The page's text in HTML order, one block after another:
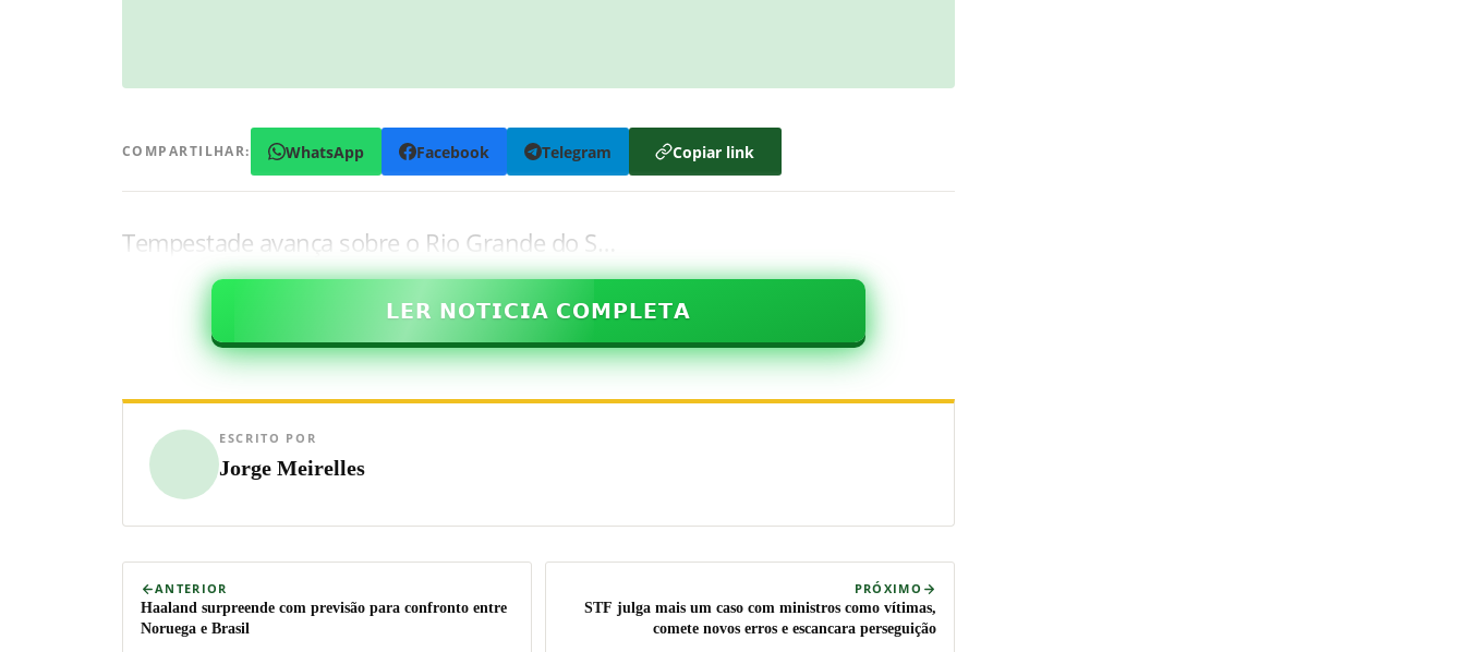
COMPARTILHAR: WhatsApp Facebook Telegram Copiar link
Tempestade avança sobre o Rio Grande do S…
𝗟𝗘𝗥 𝗡𝗢𝗧𝗜𝗖𝗜𝗔 𝗖𝗢𝗠𝗣𝗟𝗘𝗧𝗔
ESCRITO POR
Jorge Meirelles
ANTERIOR
Haaland surpreende com previsão para confronto entre
Noruega e Brasil
PRÓXIMO
STF julga mais um caso com ministros como vítimas,
comete novos erros e escancara perseguição